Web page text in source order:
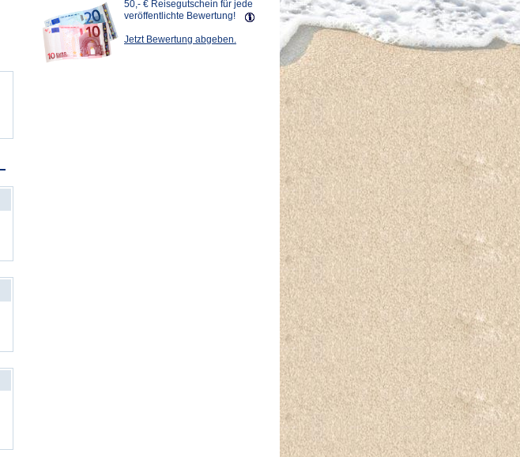
50,- € Reisegutschein für jede
veröffentlichte Bewertung!
Jetzt Bewertung abgeben.